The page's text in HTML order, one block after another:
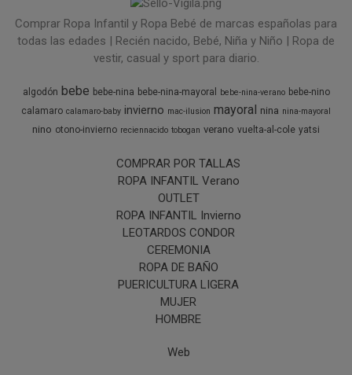
Comprar Ropa Infantil y Ropa Bebé de marcas españolas para
todas las edades | Recién nacido, Bebé, Niña y Niño | Ropa de
vestir, casual y sport para diario.
algodón bebe bebe-nina bebe-nina-mayoral bebe-nina-verano bebe-nino
calamaro calamaro-baby invierno mac-ilusion mayoral nina nina-mayoral
nino otono-invierno reciennacido tobogan verano vuelta-al-cole yatsi
COMPRAR POR TALLAS
ROPA INFANTIL Verano
OUTLET
ROPA INFANTIL Invierno
LEOTARDOS CONDOR
CEREMONIA
ROPA DE BAÑO
PUERICULTURA LIGERA
MUJER
HOMBRE
Web